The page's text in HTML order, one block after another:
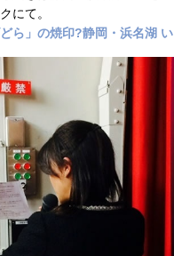
にて。
ら」の焼印?静岡・浜名湖